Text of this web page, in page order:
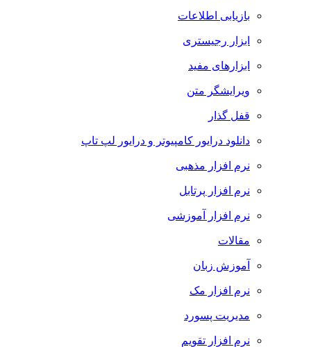
بازیابی اطلاعات
ابزار رجیستری
ابزارهای مفید
ویرایشگر متن
قفل گذار
دانلود درایور کامپیوتر و درایور لپ تاپ
نرم افزار مذهبی
نرم افزار پرتابل
نرم افزار آموزشی
مقالات
آموزش زبان
نرم افزار مک
مدیریت پسورد
نرم افزار تقویم